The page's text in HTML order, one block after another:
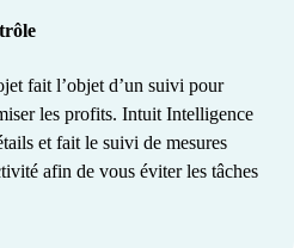
fait l’objet d’un suivi pour
les profits. Intuit Intelligence
et fait le suivi de mesures
afin de vous éviter les tâches